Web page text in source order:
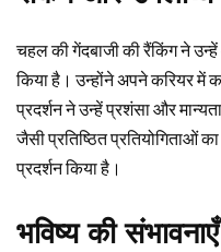
चहल की गेंदबाजी की रैंकिंग ने उन्हें
किया है। उन्होंने अपने करियर में
प्रदर्शन ने उन्हें प्रशंसा और
जैसी प्रतिष्ठित प्रतियोगिताओं
प्रदर्शन किया है।
भविष्य की संभावनाएँ